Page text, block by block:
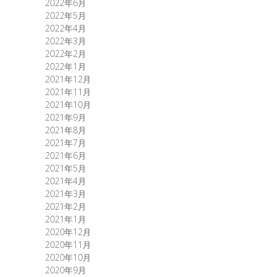
2022年6月
2022年5月
2022年4月
2022年3月
2022年2月
2022年1月
2021年12月
2021年11月
2021年10月
2021年9月
2021年8月
2021年7月
2021年6月
2021年5月
2021年4月
2021年3月
2021年2月
2021年1月
2020年12月
2020年11月
2020年10月
2020年9月